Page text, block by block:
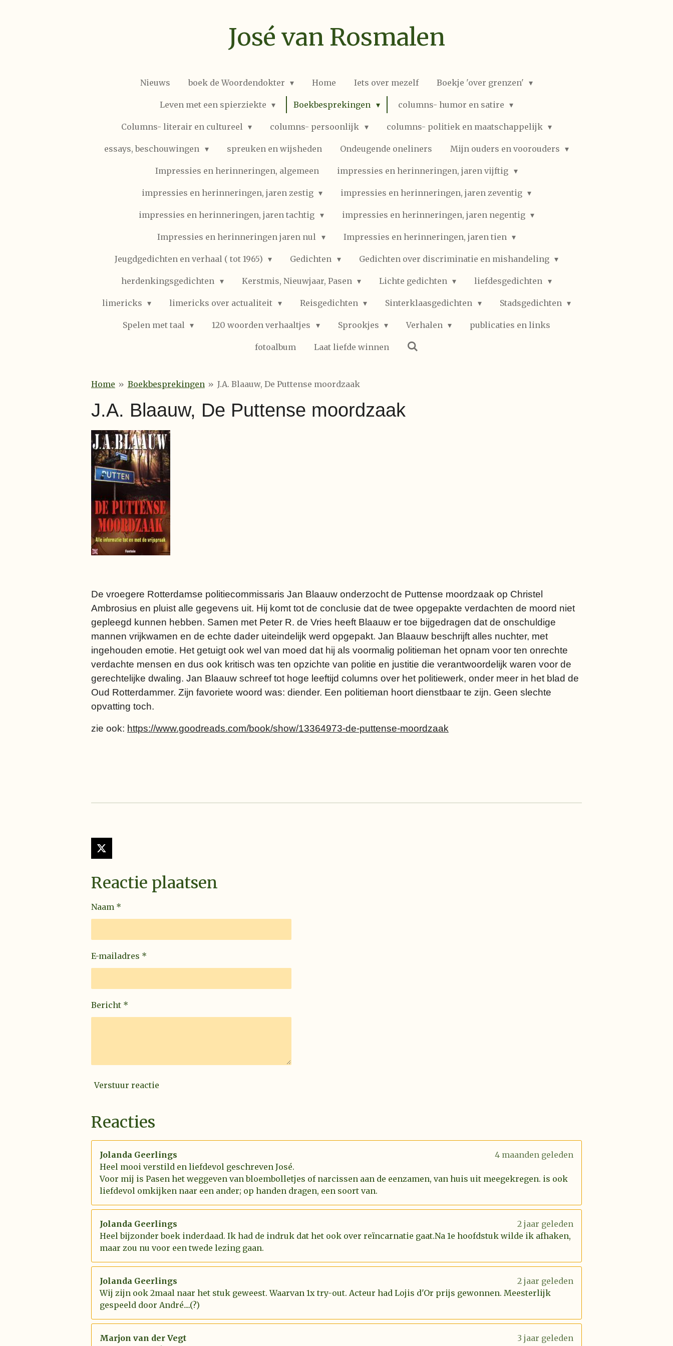
José van Rosmalen
Nieuws boek de Woordendokter Home Iets over mezelf Boekje 'over grenzen'
Leven met een spierziekte Boekbesprekingen columns- humor en satire
Columns- literair en cultureel columns- persoonlijk columns- politiek en maatschappelijk
essays, beschouwingen spreuken en wijsheden Ondeugende oneliners Mijn ouders en voorouders
Impressies en herinneringen, algemeen impressies en herinneringen, jaren vijftig
impressies en herinneringen, jaren zestig impressies en herinneringen, jaren zeventig
impressies en herinneringen, jaren tachtig impressies en herinneringen, jaren negentig
Impressies en herinneringen jaren nul Impressies en herinneringen, jaren tien
Jeugdgedichten en verhaal ( tot 1965) Gedichten Gedichten over discriminatie en mishandeling
herdenkingsgedichten Kerstmis, Nieuwjaar, Pasen Lichte gedichten liefdesgedichten
limericks limericks over actualiteit Reisgedichten Sinterklaasgedichten Stadsgedichten
Spelen met taal 120 woorden verhaaltjes Sprookjes Verhalen publicaties en links
fotoalbum Laat liefde winnen
Home » Boekbesprekingen » J.A. Blaauw, De Puttense moordzaak
J.A. Blaauw, De Puttense moordzaak
De vroegere Rotterdamse politiecommissaris Jan Blaauw onderzocht de Puttense moordzaak op Christel
Ambrosius en pluist alle gegevens uit. Hij komt tot de conclusie dat de twee opgepakte verdachten de moord niet
gepleegd kunnen hebben. Samen met Peter R. de Vries heeft Blaauw er toe bijgedragen dat de onschuldige
mannen vrijkwamen en de echte dader uiteindelijk werd opgepakt. Jan Blaauw beschrijft alles nuchter, met
ingehouden emotie. Het getuigt ook wel van moed dat hij als voormalig politieman het opnam voor ten onrechte
verdachte mensen en dus ook kritisch was ten opzichte van politie en justitie die verantwoordelijk waren voor de
gerechtelijke dwaling. Jan Blaauw schreef tot hoge leeftijd columns over het politiewerk, onder meer in het blad de
Oud Rotterdammer. Zijn favoriete woord was: diender. Een politieman hoort dienstbaar te zijn. Geen slechte
opvatting toch.
zie ook: https://www.goodreads.com/book/show/13364973-de-puttense-moordzaak
X
Reactie plaatsen
Naam *
E-mailadres *
Bericht *
Verstuur reactie
Reacties
Jolanda Geerlings
4 maanden geleden
Heel mooi verstild en liefdevol geschreven José.
Voor mij is Pasen het weggeven van bloembolletjes of narcissen aan de eenzamen, van huis uit meegekregen. is ook
liefdevol omkijken naar een ander; op handen dragen, een soort van.
Jolanda Geerlings
2 jaar geleden
Heel bijzonder boek inderdaad. Ik had de indruk dat het ook over reïncarnatie gaat.Na 1e hoofdstuk wilde ik afhaken,
maar zou nu voor een twede lezing gaan.
Jolanda Geerlings
2 jaar geleden
Wij zijn ook 2maal naar het stuk geweest. Waarvan 1x try-out. Acteur had Lojis d'Or prijs gewonnen. Meesterlijk
gespeeld door André....(?)
Marjon van der Vegt
3 jaar geleden